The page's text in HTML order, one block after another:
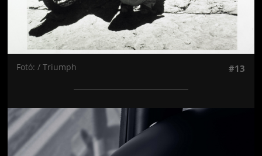
Fotó: / Triumph #13
Jön még kép!